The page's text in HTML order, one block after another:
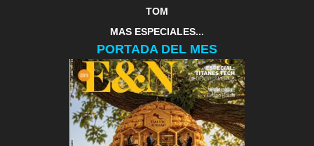
TOM
MAS ESPECIALES...
PORTADA DEL MES